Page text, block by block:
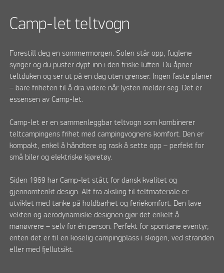
Camp-let teltvogn
Forestill deg en sommermorgen. Solen står opp, fuglene
synger og du puster dypt inn i den friske luften. Du åpner
teltduken og ser ut på en dag uten grenser. Ingen faste planer
– bare friheten til å dra videre når lysten melder seg. Det er
essensen av Camp-let.
Camp-let er en sammenleggbar teltvogn som kombinerer
teltcampingens frihet med campingvognens komfort. Den er
kompakt, enkel å håndtere og rask å sette opp – perfekt for
små biler og elektriske kjøretøy.
Siden 1969 har Camp-let stått for dansk kvalitet og
gjennomtenkt design. Alt fra aksling til teltmateriale er
utviklet med tanke på holdbarhet og feriekomfort. Den lave
vekten og aerodynamiske designen gjør det enkelt å
manøvrere – selv for én person. Perfekt for spontane eventyr,
enten det er til en koselig campingplass i skogen, ved stranden
eller med fjellutsikt.